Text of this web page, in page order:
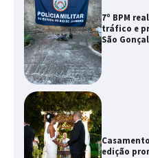
7º BPM
tráfico e
São
edição